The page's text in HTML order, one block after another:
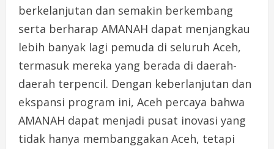
berkelanjutan dan semakin berkembang
serta berharap AMANAH dapat menjangkau
lebih banyak lagi pemuda di seluruh Aceh,
termasuk mereka yang berada di daerah-
daerah terpencil. Dengan keberlanjutan dan
ekspansi program ini, Aceh percaya bahwa
AMANAH dapat menjadi pusat inovasi yang
tidak hanya membanggakan Aceh, tetapi